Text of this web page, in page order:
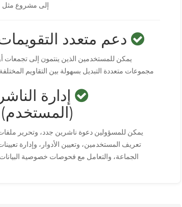
إلى مشروع مثل
دعم متعدد
يمكن للمستخدمين الذين ينتمون إلى تجمعات
مجموعات متعددة التبديل بسهولة بين التقاويم
إدارة الناشر
يمكن للمسؤولين دعوة ناشرين جدد، وتحرير
تعريف المستخدمين، وتعيين الأدوار، وإدارة
الجماعة، والتعامل مع فحوصات خصوصية